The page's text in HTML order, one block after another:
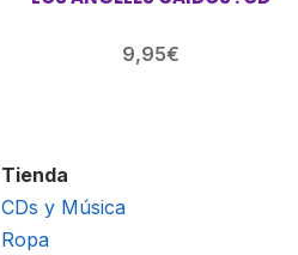
9,95€
Tienda
CDs y Música
Ropa